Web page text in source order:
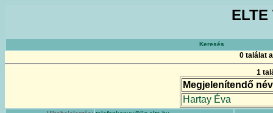
Keresés
0 találat
1
Megjelenítendő név
Hartay Éva